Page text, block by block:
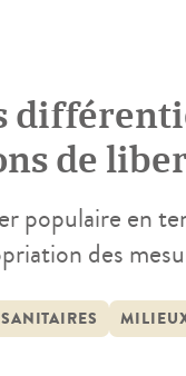
de
populaire en
des
matérielles, de